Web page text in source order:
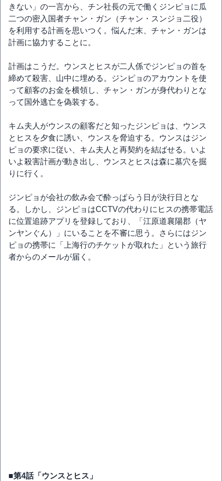
きない」の一言から、チン社長の元で働くジンピョに瓜
二つの密入国者チャン・ガン（チャン・スンジョ二役）
を利用する計画を思いつく。悩んだ末、チャン・ガンは
計画に協力することに。
計画はこうだ。ウンスとヒスが二人係でジンピョの首を
締めて殺害、山中に埋める。ジンピョのアカウントを使
って顧客のお金を横領し、チャン・ガンが身代わりとな
って国外逃亡を偽装する。
キム夫人がウンスの顧客だと知ったジンピョは、ウンス
とヒスを夕食に誘い、ウンスを脅迫する。ウンスはジン
ピョの要求に従い、キム夫人と再契約を結ばせる。いよ
いよ殺害計画が動き出し、ウンスとヒスは森に墓穴を掘
りに行く。
ジンピョが会社の飲み会で酔っぱらう日が決行日とな
る。しかし、ジンピョはCCTVの代わりにヒスの携帯電話
に位置追跡アプリを登録しており、「江原道襄陽郡（ヤ
ンヤンぐん）」にいることを不審に思う。さらにはジン
ピョの携帯に「上海行のチケットが取れた」という旅行
者からのメールが届く。
■第4話「ウンスとヒス」